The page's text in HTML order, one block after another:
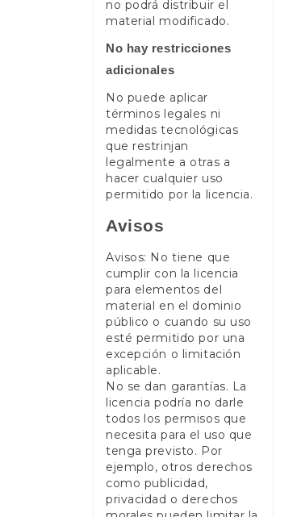
no podrá distribuir el
material modificado.
No hay restricciones
adicionales
No puede aplicar
términos legales ni
medidas tecnológicas
que restrinjan
legalmente a otras a
hacer cualquier uso
permitido por la licencia.
Avisos
Avisos: No tiene que
cumplir con la licencia
para elementos del
material en el dominio
público o cuando su uso
esté permitido por una
excepción o limitación
aplicable.
No se dan garantías. La
licencia podría no darle
todos los permisos que
necesita para el uso que
tenga previsto. Por
ejemplo, otros derechos
como publicidad,
privacidad o derechos